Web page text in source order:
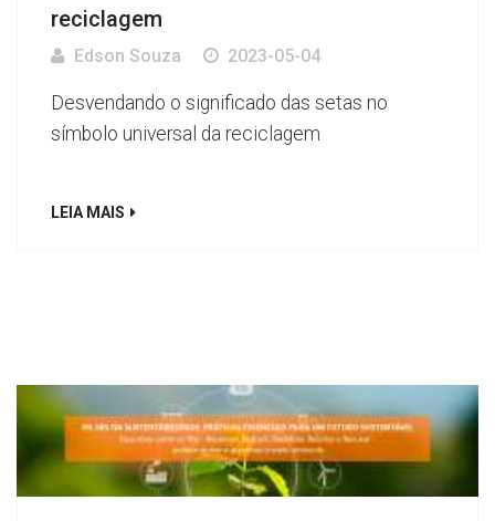
reciclagem
Edson Souza 2023-05-04
Desvendando o significado das setas no
símbolo universal da reciclagem
LEIA MAIS